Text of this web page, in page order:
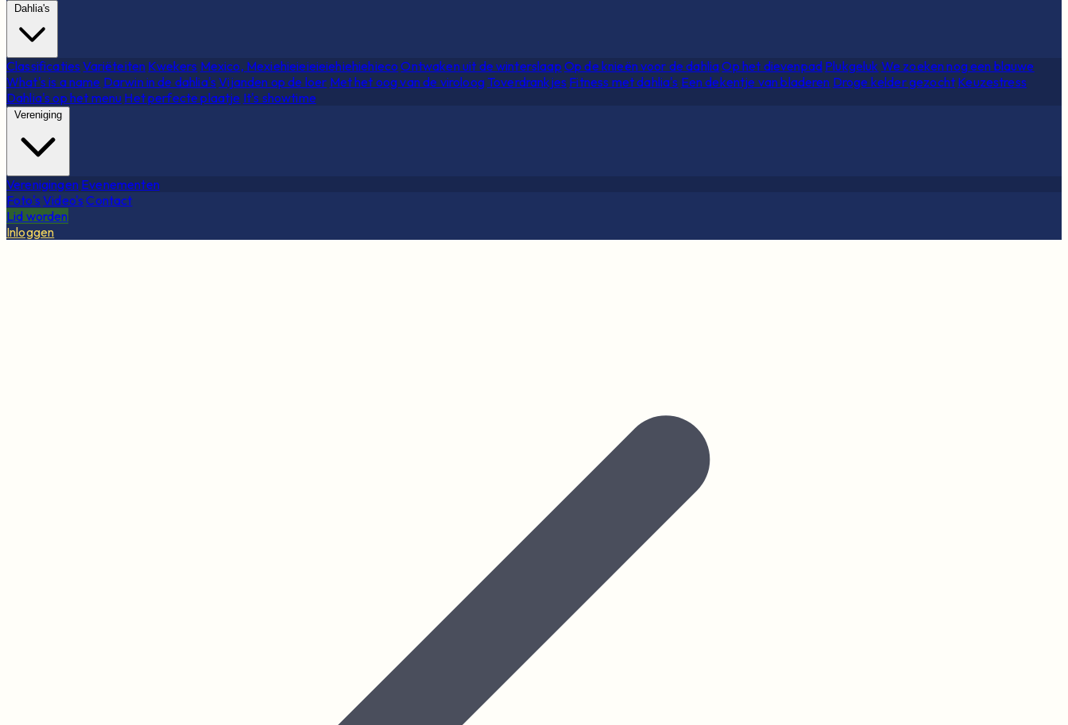
Dahlia's
Classificaties Variëteiten Kwekers Mexico, Mexiehieieieieiehiehiehieco Ontwaken uit de winterslaap Op de knieën voor de dahliaOp het dievenpad Plukgeluk We zoeken nog een blauwe
What's is a name Darwin in de dahlia's Vijanden op de loer Met het oog van de viroloog Toverdrankjes Fitness met dahlia's Een dekentje van bladeren Droge kelder gezocht Keuzestress
Dahlia's op het menu Het perfecte plaatje It's showtime
Vereniging
Verenigingen Evenementen
Foto's Video's Contact
Lid worden
Inloggen